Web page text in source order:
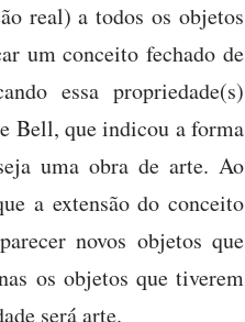
real) a todos os objetos
um conceito fechado de
essa propriedade(s)
Bell, que indicou a forma
uma obra de arte. Ao
a extensão do conceito
novos objetos que
os objetos que tiverem
será arte.